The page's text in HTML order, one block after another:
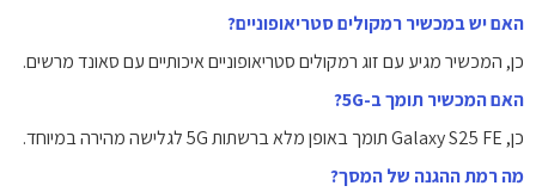
האם יש במכשיר רמקולים סטריאופוניים?
כן, המכשיר מגיע עם זוג רמקולים סטריאופוניים איכותיים עם סאונד מרשים.
האם המכשיר תומך ב-5G?
כן, Galaxy S25 FE תומך באופן מלא ברשתות 5G לגלישה מהירה במיוחד.
מה רמת ההגנה של המסך?